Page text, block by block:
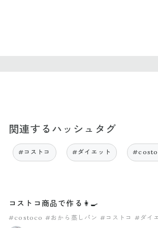
関連するハッシュタグ
#コストコ #ダイエット
コストコ商品で作る👩‍🍳
#costoco #おから蒸しパン #コストコ #ダイ